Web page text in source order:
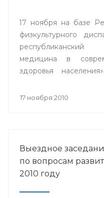
17 ноября на базе
физкультурного
медицина в
здоровья
службы.
17 ноября 2010
Выездное
по вопросам
2010 году